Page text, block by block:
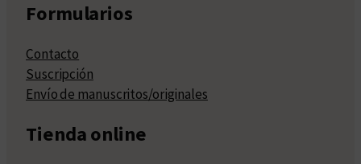
Formularios
Contacto
Suscripción
Envío de manuscritos/originales
Tienda online